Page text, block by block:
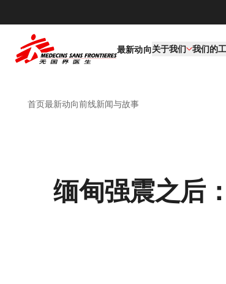
最新动向关于我们 我们的
首页最新动向前线新闻与故事
缅甸强震之后